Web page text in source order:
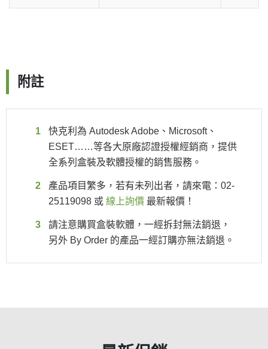
附註
快克利為 Autodesk Adobe、Microsoft、
ESET……等各大原廠認證授權經銷商，提供
全系列盒裝及軟體授權的銷售服務。
產品項目繁多，若有未列出者，請來電：02-
25119098 或 線上詢價 最新報價！
請注意購買盒裝軟體，一經拆封無法銷退，
另外 By Order 的產品一經訂購亦無法銷退。